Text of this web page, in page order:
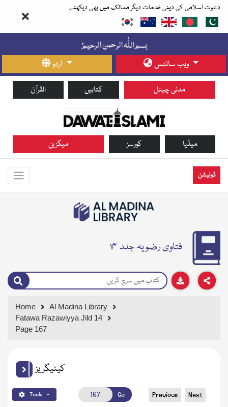
دعوت اسلامی کی دینی خدمات دیگر ممالک میں بھی دیکھئے
اردو ویب سائٹس
القرآن کتابیں مدنی چینل
میگزین کورسز میڈیا
ڈونیشن
فتاوی رضویہ جلد ۱۴
Home
Al Madina Library
Fatawa Razawiyya Jild 14
Page 167
کیٹیگریز
Tools Go Previous Next